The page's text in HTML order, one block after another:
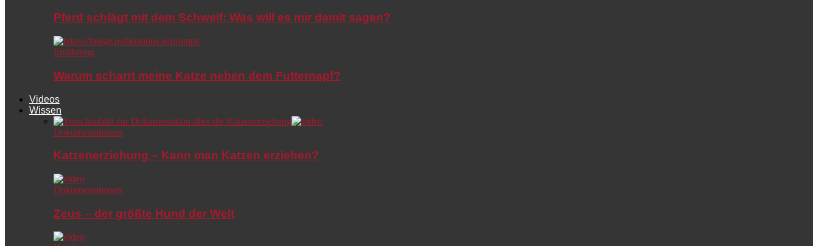
Pferd schlägt mit dem Schweif: Was will es mir damit sagen?
Ernährung
Warum scharrt meine Katze neben dem Futternapf?
Videos
Wissen
Dokumentationen
Katzenerziehung – Kann man Katzen erziehen?
Dokumentationen
Zeus – der größte Hund der Welt